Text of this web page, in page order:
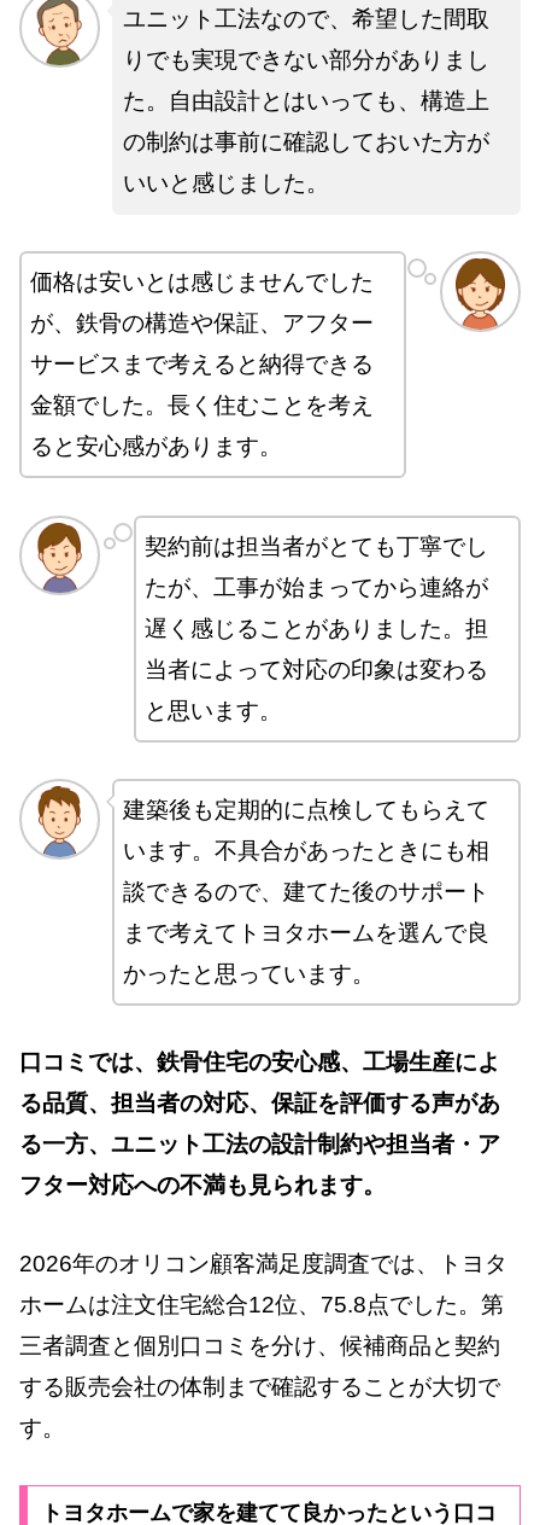
ユニット工法なので、希望した間取
りでも実現できない部分がありまし
た。自由設計とはいっても、構造上
の制約は事前に確認しておいた方が
いいと感じました。
価格は安いとは感じませんでした
が、鉄骨の構造や保証、アフター
サービスまで考えると納得できる
金額でした。長く住むことを考え
ると安心感があります。
契約前は担当者がとても丁寧でし
たが、工事が始まってから連絡が
遅く感じることがありました。担
当者によって対応の印象は変わる
と思います。
建築後も定期的に点検してもらえて
います。不具合があったときにも相
談できるので、建てた後のサポート
まで考えてトヨタホームを選んで良
かったと思っています。
口コミでは、鉄骨住宅の安心感、工場生産によ
る品質、担当者の対応、保証を評価する声があ
る一方、ユニット工法の設計制約や担当者・ア
フター対応への不満も見られます。
2026年のオリコン顧客満足度調査では、トヨタ
ホームは注文住宅総合12位、75.8点でした。第
三者調査と個別口コミを分け、候補商品と契約
する販売会社の体制まで確認することが大切で
す。
トヨタホームで家を建てて良かったという口コ